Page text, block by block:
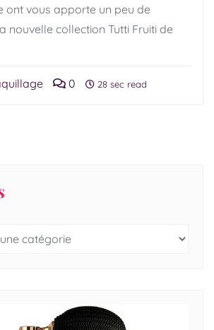
ont vous apporte un peu de
nouvelle collection Tutti Fruiti de
0 28 sec read